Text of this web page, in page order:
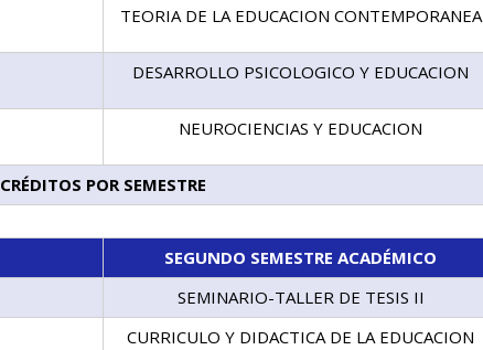
TEORIA DE LA EDUCACION CONTEMPORANEA
DESARROLLO PSICOLOGICO Y EDUCACION
NEUROCIENCIAS Y EDUCACION
CRÉDITOS POR SEMESTRE
SEGUNDO SEMESTRE ACADÉMICO
SEMINARIO-TALLER DE TESIS II
CURRICULO Y DIDACTICA DE LA EDUCACION